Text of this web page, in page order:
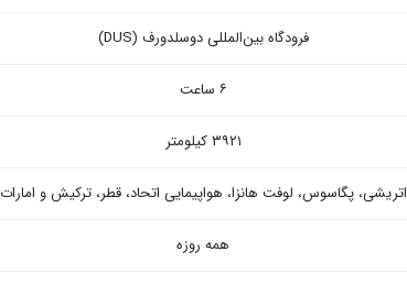
فرودگاه بین‌المللی دوسلدورف (DUS)
۶ ساعت
۳۹۲۱ کیلومتر
اتریشی، پگاسوس، لوفت هانزا، هواپیمایی اتحاد، قطر، ترکیش و امارات
همه روزه